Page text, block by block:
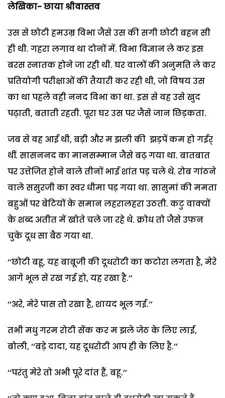
लेखिका- छाया श्रीवास्तव
उस से छोटी हमउम्र विभा जैसे उस की सगी छोटी बहन सी
ही थी. गहरा लगाव था दोनों में. विभा विज्ञान ले कर इस
बरस स्नातक होने जा रही थी. घर वालों की अनुमति ले कर
प्रतियोगी परीक्षाओं की तैयारी कर रही थी, जो विषय उस
का था पहले वही ननद विभा का था. इस से वह उसे खुद
पढ़ाती, बताती रहती. पूरा घर उस पर जैसे जान छिड़कता.
जब से वह आई थी, बड़ी और म झली की झड़पें कम हो गईर्
थीं. सासननद का मानसम्मान जैसे बढ़ गया था. बातबात
पर उत्तेजित होने वाले तीनों भाई शांत पड़ चले थे. रोब गांठने
वाले ससुरजी का स्वर धीमा पड़ गया था. सासुमां की ममता
बहुओं पर बेटियों के समान लहरालहरा उठती. कटु वाक्यों
के शब्द अतीत में खोते चले जा रहे थे. क्रोध तो जैसे उफन
चुके दूध सा बैठ गया था.
‘‘छोटी बहू, यह बाबूजी की दूधरोटी का कटोरा लगता है, मेरे
आगे भूल से रख गई हो, यह रखा है.’’
‘‘अरे, मेरे पास तो रखा है, शायद भूल गई.’’
तभी मधु गरम रोटी सेंक कर म झले जेठ के लिए लाई,
बोली, ‘‘बड़े दादा, यह दूधरोटी आप ही के लिए है.’’
‘‘परंतु मेरे तो अभी पूरे दांत हैं, बहू.’’